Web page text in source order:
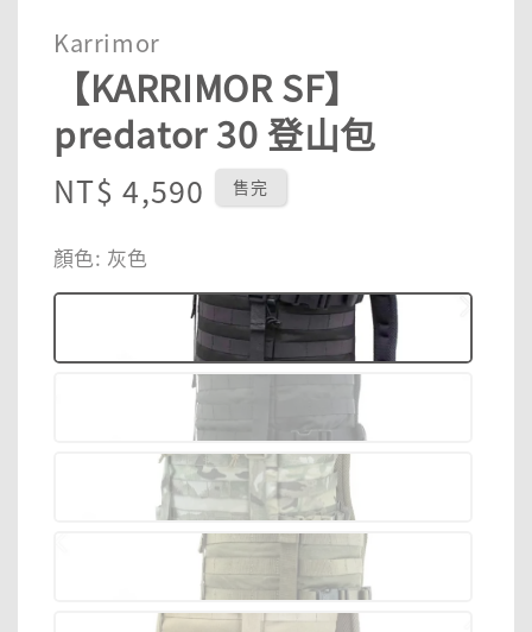
Karrimor
【KARRIMOR SF】
predator 30 登山包
Regular
NT$ 4,590 售完
顏色: 灰色